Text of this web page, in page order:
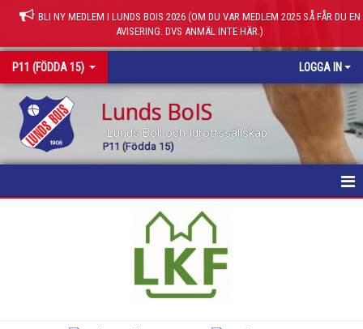
BLI NY MEDLEM I LUNDS BOIS 2026 (OM DU VAR MEDLEM 2025 SÅ FÅR DU EN
AVISERING. DVS ANMÄL INTE HÄR.)
P11 (FÖDDA 15) LOGGA IN
Lunds BoIS
Lunds Boll och Idrottssällskap
P11 (Födda 15)